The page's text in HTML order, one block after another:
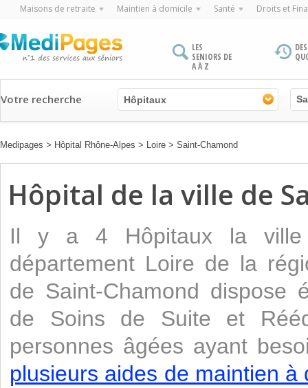
Maisons de retraite Maintien à domicile Santé Droits et
LES
SENIORS DE
A À Z
Votre recherche Hôpitaux
Medipages > Hôpital Rhône-Alpes > Loire > Saint-Chamond
Hôpital de la ville de
Il y a 4 Hôpitaux la ville
département Loire de la
de Saint-Chamond dispose
de Soins de Suite et
personnes âgées ayant
plusieurs aides de maintien